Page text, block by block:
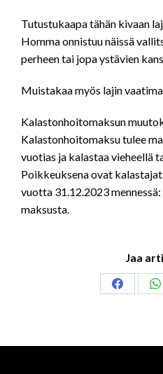
Tutustukaapa tähän kivaan
Homma onnistuu näissä
perheen tai jopa ystävien
Muistakaa myös lajin
Kalastonhoitomaksun
Kalastonhoitomaksu tulee
vuotias ja kalastaa vieheellä
Poikkeuksena ovat
vuotta 31.12.2023
maksusta.
Jaa
Share